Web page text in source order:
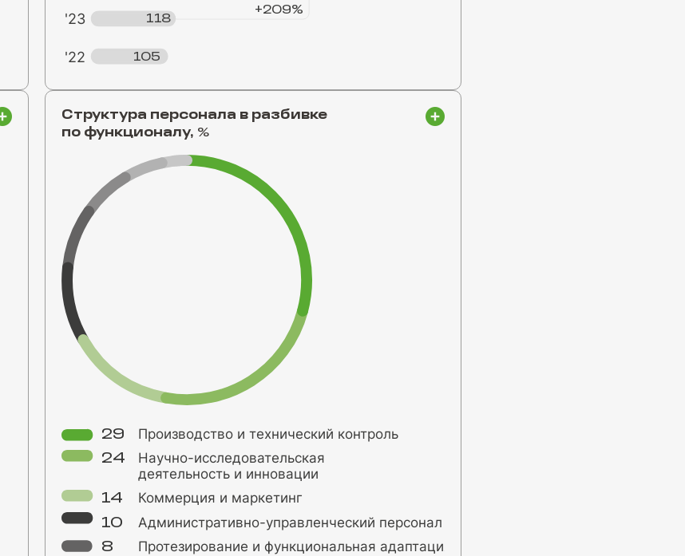
0 300
'23
'22 105
+209%
118
Структура персонала в разбивке
по функционалу, %
29
24
14
10
8
Производство и технический контроль
Научно-исследовательская
деятельность и инновации
Коммерция и маркетинг
Административно-управленческий персонал
Протезирование и функциональная адаптация